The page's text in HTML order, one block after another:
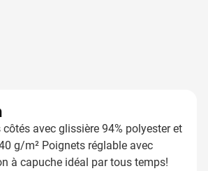
avec glissière 94% polyester et
g/m² Poignets réglable avec
à capuche idéal par tous temps!